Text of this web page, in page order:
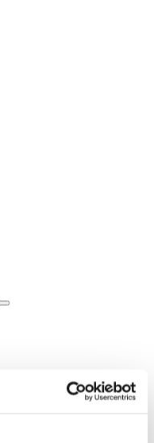
bene
temporaneo